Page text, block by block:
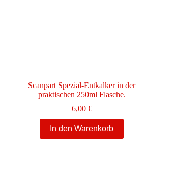
Scanpart Spezial-Entkalker in der
praktischen 250ml Flasche.
6,00 €
In den Warenkorb